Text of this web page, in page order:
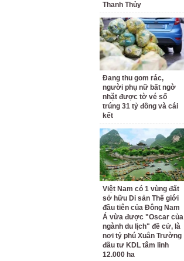
Thanh Thủy
Đang thu gom rác,
người phụ nữ bất ngờ
nhặt được tờ vé số
trúng 31 tỷ đồng và cái
kết
Việt Nam có 1 vùng đất
sở hữu Di sản Thế giới
đầu tiên của Đông Nam
Á vừa được "Oscar của
ngành du lịch" đề cử, là
nơi tỷ phú Xuân Trường
đầu tư KDL tâm linh
12.000 ha